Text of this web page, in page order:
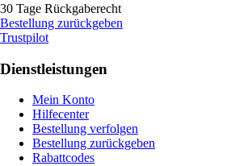
30 Tage Rückgaberecht
Bestellung zurückgeben
Trustpilot
Dienstleistungen
Mein Konto
Hilfecenter
Bestellung verfolgen
Bestellung zurückgeben
Rabattcodes